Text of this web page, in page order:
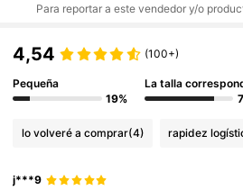
Para reportar a este vendedor y/o
4,54 (100+)
Pequeña
19%
La talla
lo volveré a comprar(4) rapidez
j***9